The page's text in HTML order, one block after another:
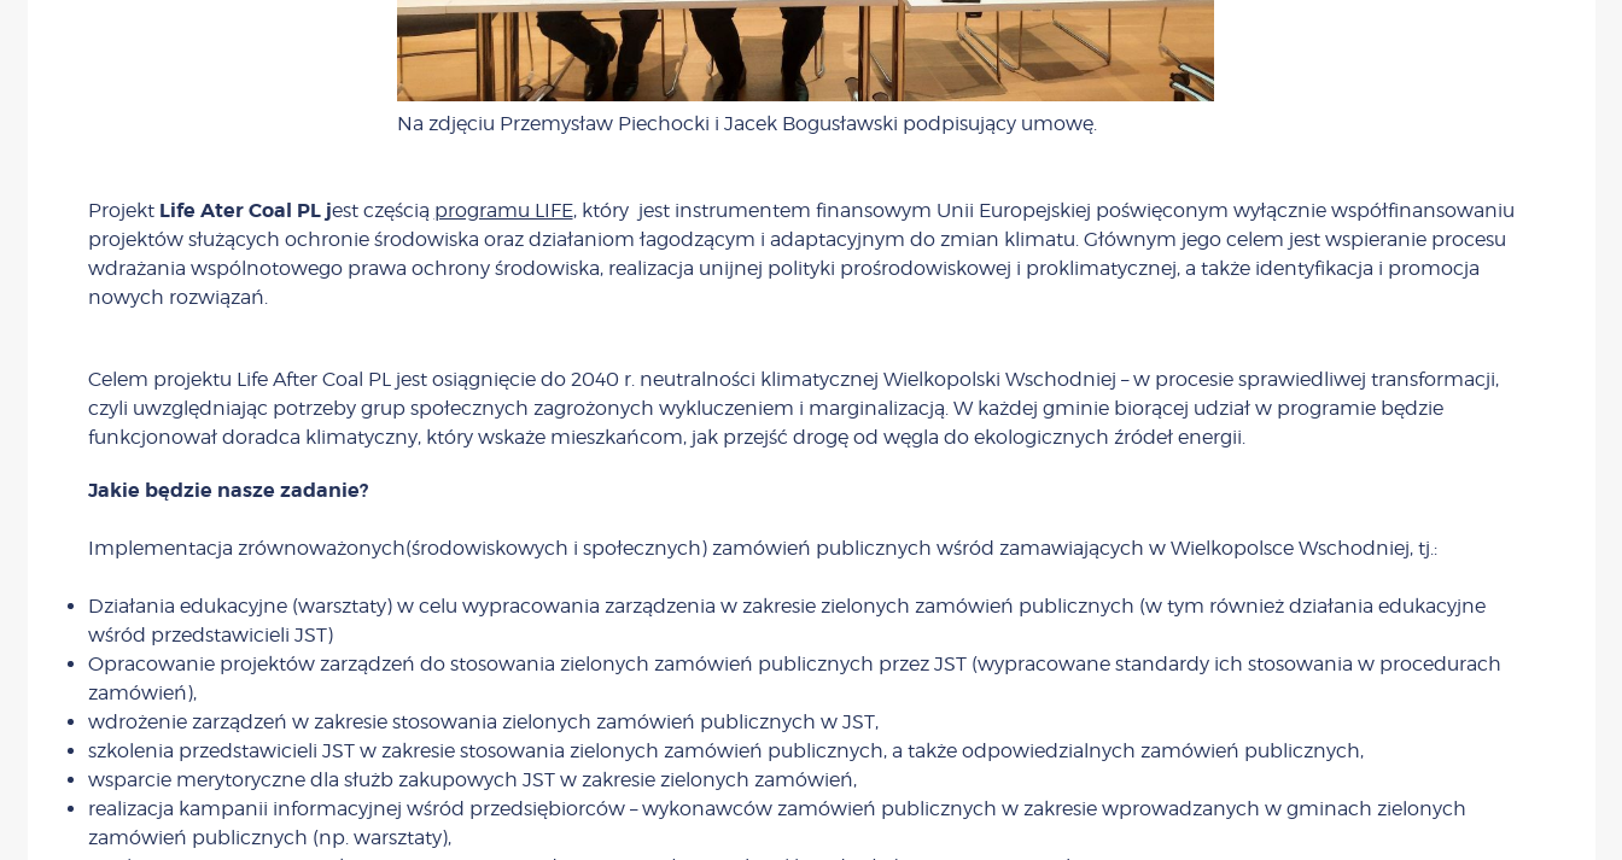
Na zdjęciu Przemysław Piechocki i Jacek Bogusławski podpisujący umowę.
ProjektLife Ater Coal PL jest częścią programu LIFE, który jest instrumentem finansowym Unii Europejskiej poświęconym wyłącznie współfinansowaniu
projektów służących ochronie środowiska oraz działaniom łagodzącym i adaptacyjnym do zmian klimatu. Głównym jego celem jest wspieranie procesu
wdrażania wspólnotowego prawa ochrony środowiska, realizacja unijnej polityki prośrodowiskowej i proklimatycznej, a także identyfikacja i promocja
nowych rozwiązań.
Celem projektu Life After Coal PL jest osiągnięcie do 2040 r. neutralności klimatycznej Wielkopolski Wschodniej – w procesie sprawiedliwej transformacji,
czyli uwzględniając potrzeby grup społecznych zagrożonych wykluczeniem i marginalizacją. W każdej gminie biorącej udział w programie będzie
funkcjonował doradca klimatyczny, który wskaże mieszkańcom, jak przejść drogę od węgla do ekologicznych źródeł energii.
Jakie będzie nasze zadanie?
Implementacja zrównoważonych(środowiskowych i społecznych) zamówień publicznych wśród zamawiających w Wielkopolsce Wschodniej, tj.:
Działania edukacyjne (warsztaty) w celu wypracowania zarządzenia w zakresie zielonych zamówień publicznych (w tym również działania edukacyjne
wśród przedstawicieli JST)
Opracowanie projektów zarządzeń do stosowania zielonych zamówień publicznych przez JST (wypracowane standardy ich stosowania w procedurach
zamówień),
wdrożenie zarządzeń w zakresie stosowania zielonych zamówień publicznych w JST,
szkolenia przedstawicieli JST w zakresie stosowania zielonych zamówień publicznych, a także odpowiedzialnych zamówień publicznych,
wsparcie merytoryczne dla służb zakupowych JST w zakresie zielonych zamówień,
realizacja kampanii informacyjnej wśród przedsiębiorców – wykonawców zamówień publicznych w zakresie wprowadzanych w gminach zielonych
zamówień publicznych (np. warsztaty),